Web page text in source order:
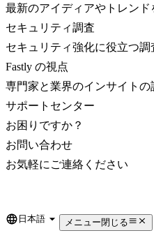
最新のアイディアやトレンド
セキュリティ調査
セキュリティ強化に役立つ調
Fastly の視点
専門家と業界のインサイトの
サポートセンター
お困りですか？
お問い合わせ
お気軽にご連絡ください
Language
日本語 メニュー閉じる